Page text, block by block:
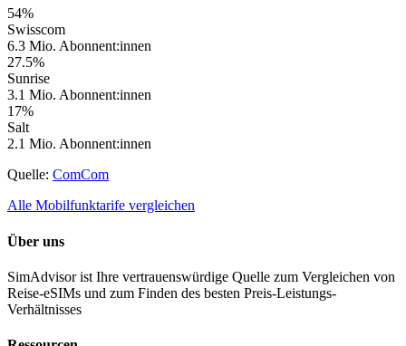
54%
Swisscom
6.3 Mio. Abonnent:innen
27.5%
Sunrise
3.1 Mio. Abonnent:innen
17%
Salt
2.1 Mio. Abonnent:innen
Quelle: ComCom
Alle Mobilfunktarife vergleichen
Über uns
SimAdvisor ist Ihre vertrauenswürdige Quelle zum Vergleichen von
Reise-eSIMs und zum Finden des besten Preis-Leistungs-
Verhältnisses